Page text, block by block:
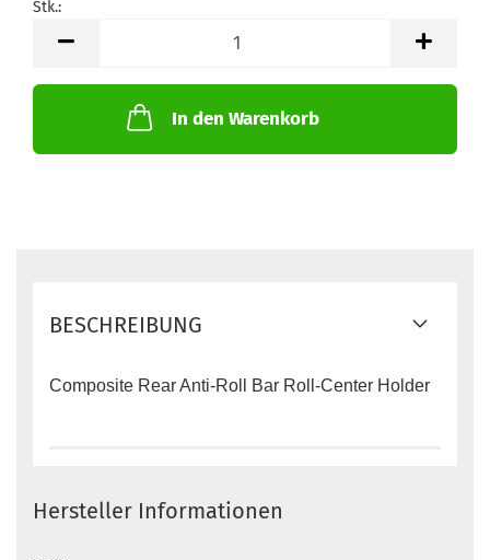
Stk.:
In den Warenkorb
BESCHREIBUNG
Composite Rear Anti-Roll Bar Roll-Center Holder
Hersteller Informationen